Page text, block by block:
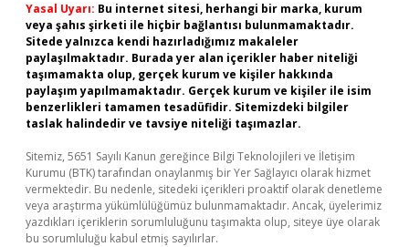
Yasal Uyarı: Bu internet sitesi, herhangi bir marka, kurum
veya şahıs şirketi ile hiçbir bağlantısı bulunmamaktadır.
Sitede yalnızca kendi hazırladığımız makaleler
paylaşılmaktadır. Burada yer alan içerikler haber niteliği
taşımamakta olup, gerçek kurum ve kişiler hakkında
paylaşım yapılmamaktadır. Gerçek kurum ve kişiler ile isim
benzerlikleri tamamen tesadüfidir. Sitemizdeki bilgiler
taslak halindedir ve tavsiye niteliği taşımazlar.
Sitemiz, 5651 Sayılı Kanun gereğince Bilgi Teknolojileri ve İletişim
Kurumu (BTK) tarafından onaylanmış bir Yer Sağlayıcı olarak hizmet
vermektedir. Bu nedenle, sitedeki içerikleri proaktif olarak denetleme
veya araştırma yükümlülüğümüz bulunmamaktadır. Ancak, üyelerimiz
yazdıkları içeriklerin sorumluluğunu taşımakta olup, siteye üye olarak
bu sorumluluğu kabul etmiş sayılırlar.